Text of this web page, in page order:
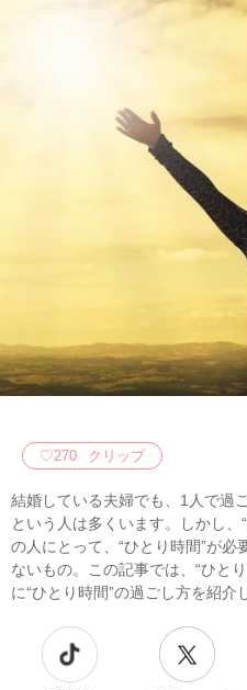
♡270 クリップ
結婚している夫婦でも、1人で過
という人は多くいます。しかし、
の人にとって、“ひとり時間”が必
ないもの。この記事では、“ひと
に“ひとり時間”の過ごし方を紹介